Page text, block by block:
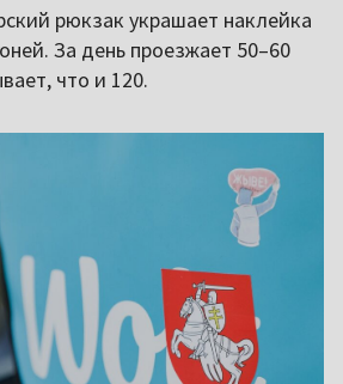
рюкзак украшает наклейка
За день проезжает 50–60
что и 120.